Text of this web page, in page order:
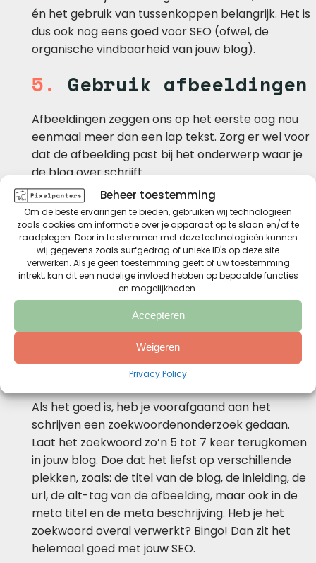
Beheer toestemming
Om de beste ervaringen te bieden, gebruiken wij technologieën
zoals cookies om informatie over je apparaat op te slaan en/of te
raadplegen. Door in te stemmen met deze technologieën kunnen
wij gegevens zoals surfgedrag of unieke ID's op deze site
verwerken. Als je geen toestemming geeft of uw toestemming
intrekt, kan dit een nadelige invloed hebben op bepaalde functies
en mogelijkheden.
Accepteren
Weigeren
Privacy Policy
én het gebruik van tussenkoppen belangrijk. Het is
dus ook nog eens goed voor SEO (ofwel, de
organische vindbaarheid van jouw blog).
5. Gebruik afbeeldingen
Afbeeldingen zeggen ons op het eerste oog nou
eenmaal meer dan een lap tekst. Zorg er wel voor
dat de afbeelding past bij het onderwerp waar je
de blog over schrijft.
6.Gebruik call to
action(s)
Is je blog af? Vergeet dan niet onderaan door te
linken naar een andere blog. Zo blijft de lezer
misschien wel langer op jouw website en kun je
wellicht een lead binnenhalen! Zeker niet
onbelangrijk…
7.Maak gebruik van SEO
Als het goed is, heb je voorafgaand aan het
schrijven een zoekwoordenonderzoek gedaan.
Laat het zoekwoord zo’n 5 tot 7 keer terugkomen
in jouw blog. Doe dat het liefst op verschillende
plekken, zoals: de titel van de blog, de inleiding, de
url, de alt-tag van de afbeelding, maar ook in de
meta titel en de meta beschrijving. Heb je het
zoekwoord overal verwerkt? Bingo! Dan zit het
helemaal goed met jouw SEO.